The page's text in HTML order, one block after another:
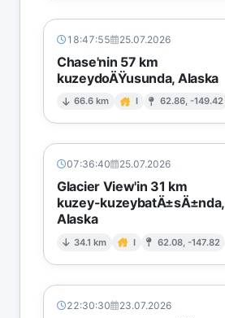
18:47:55 25.07.2026
Chase'nin 57 km
kuzeydoÄŸusunda, Alaska
66.6 km I 62.86, -149.42
07:36:40 25.07.2026
Glacier View'in 31 km
kuzey-kuzeybatÄ±sÄ±nda,
Alaska
34.1 km I 62.08, -147.82
22:30:30 23.07.2026